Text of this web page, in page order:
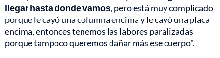
llegar hasta donde vamos, pero está muy complicado
porque le cayó una columna encima y le cayó una placa
encima, entonces tenemos las labores paralizadas
porque tampoco queremos dañar más ese cuerpo".